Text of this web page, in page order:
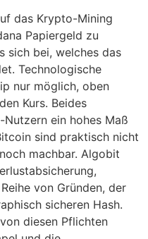
das Krypto-Mining
Papiergeld zu
sich bei, welches das
Technologische
nur möglich, oben
Kurs. Beides
ein hohes Maß
sind praktisch nicht
machbar. Algobit
von Gründen, der
sicheren Hash.
diesen Pflichten